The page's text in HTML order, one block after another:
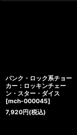
パンク・ロック系チョー
カー：ロッキンチェー
ン・スター・ダイス
[mch-000045]
7,920円(税込)